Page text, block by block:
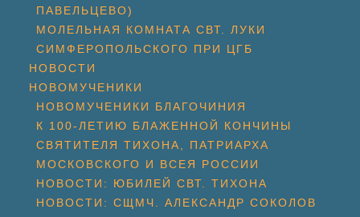
ПАВЕЛЬЦЕВО)
МОЛЕЛЬНАЯ КОМНАТА СВТ. ЛУКИ
СИМФЕРОПОЛЬСКОГО ПРИ ЦГБ
НОВОСТИ
НОВОМУЧЕНИКИ
НОВОМУЧЕНИКИ БЛАГОЧИНИЯ
К 100-ЛЕТИЮ БЛАЖЕННОЙ КОНЧИНЫ
СВЯТИТЕЛЯ ТИХОНА, ПАТРИАРХА
МОСКОВСКОГО И ВСЕЯ РОССИИ
НОВОСТИ: ЮБИЛЕЙ СВТ. ТИХОНА
НОВОСТИ: СЩМЧ. АЛЕКСАНДР СОКОЛОВ